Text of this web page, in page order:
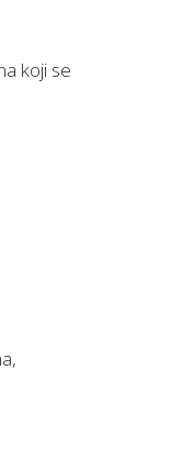
koji se